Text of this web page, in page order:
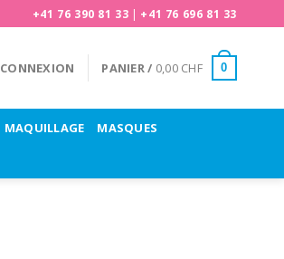
+41 76 390 81 33 | +41 76 696 81 33
CONNEXION PANIER / 0,00 CHF 0
MAQUILLAGE MASQUES